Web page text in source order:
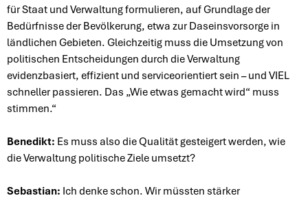
für Staat und Verwaltung formulieren, auf Grundlage der
Bedürfnisse der Bevölkerung, etwa zur Daseinsvorsorge in
ländlichen Gebieten. Gleichzeitig muss die Umsetzung von
politischen Entscheidungen durch die Verwaltung
evidenzbasiert, effizient und serviceorientiert sein – und VIEL
schneller passieren. Das „Wie etwas gemacht wird“ muss
stimmen.“
Benedikt: Es muss also die Qualität gesteigert werden, wie
die Verwaltung politische Ziele umsetzt?
Sebastian: Ich denke schon. Wir müssten stärker